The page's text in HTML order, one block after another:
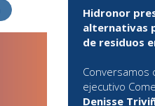
Hidronor
alternativas
de residuos
Conversamos
ejecutivo
Denisse